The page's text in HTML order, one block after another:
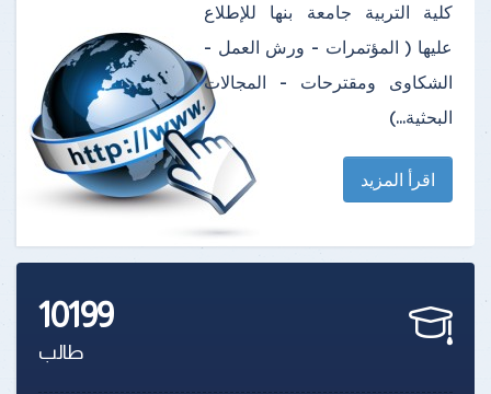
كلية التربية جامعة بنها للإطلاع
عليها ( المؤتمرات - ورش العمل -
الشكاوى ومقترحات - المجالات
البحثية...)
اقرأ المزيد
10199
طالب